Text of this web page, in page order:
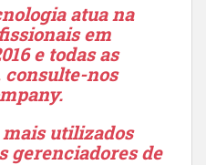
atua na
em
e todas as
consulte-nos
utilizados
gerenciadores de